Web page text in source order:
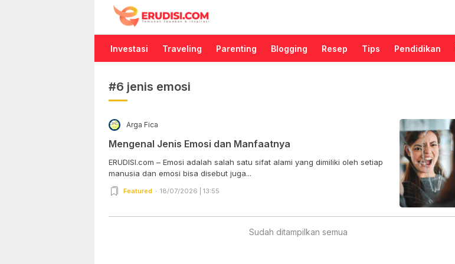
Erudisi
Temukan Jawaban dan Inspirasi
Investasi Traveling Parenting Blogging Resep Tips Pendidikan
#6 jenis emosi
Arga Fica
Mengenal Jenis Emosi dan Manfaatnya
ERUDISI.com – Emosi adalah salah satu sifat alami yang dimiliki oleh setiap
manusia dan emosi bisa disebut juga...
Featured 18/07/2026 | 13:55
Sudah ditampilkan semua